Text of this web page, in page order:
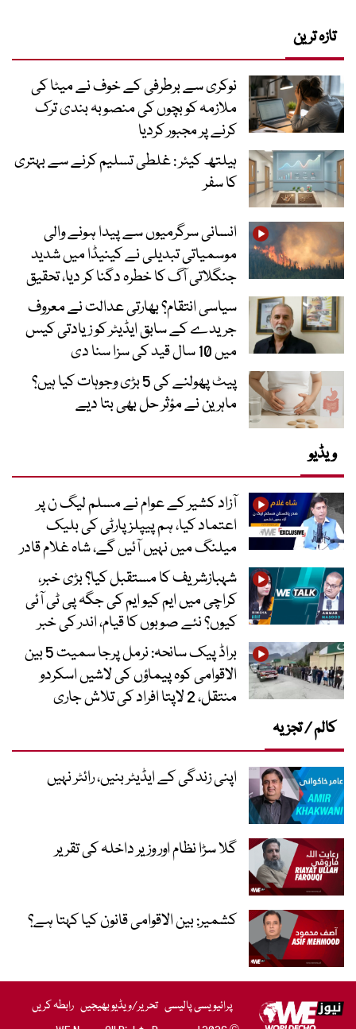
تازہ ترین
نوکری سے برطرفی کے خوف نے میٹا کی
ملازمہ کو بچوں کی منصوبہ بندی ترک
کرنے پر مجبور کردیا
ہیلتھ کیئر : غلطی تسلیم کرنے سے بہتری
کا سفر
انسانی سرگرمیوں سے پیدا ہونے والی
موسمیاتی تبدیلی نے کینیڈا میں شدید
جنگلاتی آگ کا خطرہ دگنا کر دیا، تحقیق
سیاسی انتقام؟ بھارتی عدالت نے معروف
جریدے کے سابق ایڈیٹر کو زیادتی کیس
میں 10 سال قید کی سزا سنا دی
پیٹ پھولنے کی 5 بڑی وجوہات کیا ہیں؟
ماہرین نے مؤثر حل بھی بتا دیے
ویڈیو
آزاد کشیر کے عوام نے مسلم لیگ ن پر
اعتماد کیا، ہم پیپلز پارٹی کی بلیک
میلنگ میں نہیں آئیں گے، شاہ غلام قادر
شہبازشریف کا مستقبل کیا؟ بڑی خبر،
کراچی میں ایم کیو ایم کی جگہ پی ٹی آئی
کیوں؟ نئے صوبوں کا قیام، اندر کی خبر
براڈ پیک سانحہ: نرمل پرجا سمیت 5 بین
الاقوامی کوہ پیماؤں کی لاشیں اسکردو
منتقل، 2 لاپتا افراد کی تلاش جاری
کالم / تجزیہ
اپنی زندگی کے ایڈیٹر بنیں، رائٹر نہیں
گلا سڑا نظام اور وزیر داخلہ کی تقریر
کشمیر: بین الاقوامی قانون کیا کہتا ہے؟
پرائیویسی پالیسی تحریر/ویڈیو بھیجیں رابطہ کریں